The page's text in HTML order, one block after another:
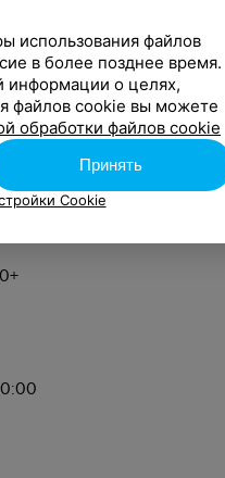
опыты.
героями становятся
на фестивале Твой
0+
использования файлов
в более позднее время.
информации о целях,
файлов cookie вы можете
обработки файлов cookie
Принять
Cookie